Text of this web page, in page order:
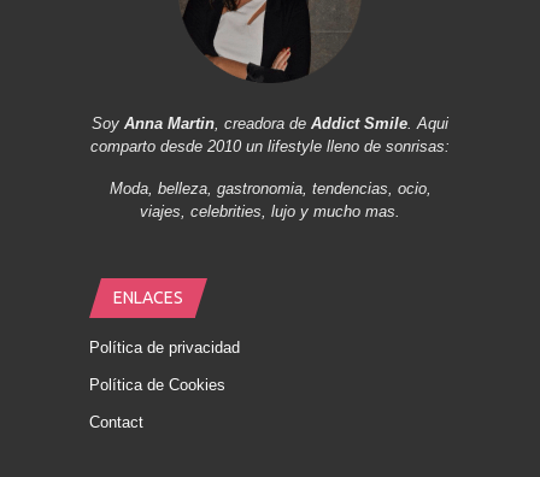
Soy Anna Martin, creadora de Addict Smile. Aqui
comparto desde 2010 un lifestyle lleno de sonrisas:
Moda, belleza, gastronomia, tendencias, ocio,
viajes, celebrities, lujo y mucho mas.
ENLACES
Política de privacidad
Política de Cookies
Contact